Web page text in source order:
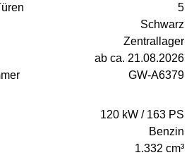
5
Schwarz
Zentrallager
ab ca. 21.08.2026
GW-A6379
120 kW / 163 PS
Benzin
1.332 cm³